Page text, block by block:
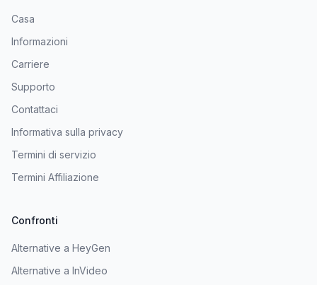
Casa
Informazioni
Carriere
Supporto
Contattaci
Informativa sulla privacy
Termini di servizio
Termini Affiliazione
Confronti
Alternative a HeyGen
Alternative a InVideo